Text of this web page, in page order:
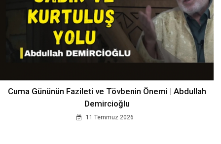
Cuma Gününün Fazileti ve Tövbenin Önemi | Abdullah
Demircioğlu
11 Temmuz 2026